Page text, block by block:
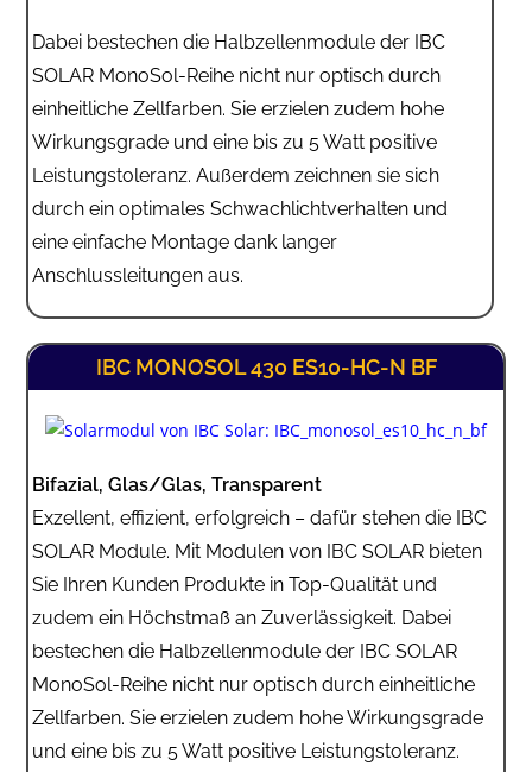
Dabei bestechen die Halbzellenmodule der IBC
SOLAR MonoSol-Reihe nicht nur optisch durch
einheitliche Zellfarben. Sie erzielen zudem hohe
Wirkungsgrade und eine bis zu 5 Watt positive
Leistungstoleranz. Außerdem zeichnen sie sich
durch ein optimales Schwachlichtverhalten und
eine einfache Montage dank langer
Anschlussleitungen aus.
IBC MONOSOL 430 ES10-HC-N BF
Bifazial, Glas/Glas, Transparent
Exzellent, effizient, erfolgreich – dafür stehen die IBC
SOLAR Module. Mit Modulen von IBC SOLAR bieten
Sie Ihren Kunden Produkte in Top-Qualität und
zudem ein Höchstmaß an Zuverlässigkeit. Dabei
bestechen die Halbzellenmodule der IBC SOLAR
MonoSol-Reihe nicht nur optisch durch einheitliche
Zellfarben. Sie erzielen zudem hohe Wirkungsgrade
und eine bis zu 5 Watt positive Leistungstoleranz.